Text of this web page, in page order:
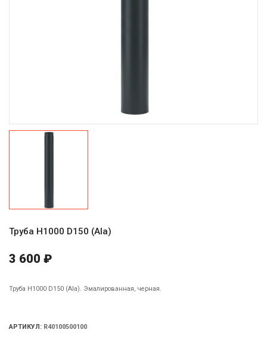
Труба H1000 D150 (Ala)
3 600 ₽
Труба H1000 D150 (Ala). Эмалированная, черная.
АРТИКУЛ: R40100500100